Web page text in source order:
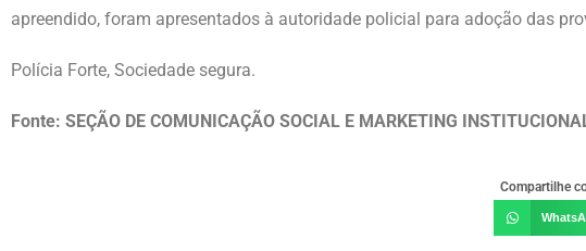
apreendido, foram apresentados à autoridade policial para adoção das
Polícia Forte, Sociedade segura.
Fonte: SEÇÃO DE COMUNICAÇÃO SOCIAL E MARKETING
Compartilhe